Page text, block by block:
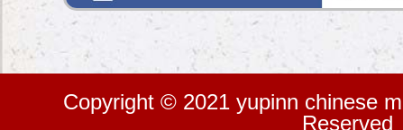
Copyright © 2021 yupinn chinese
Reserved